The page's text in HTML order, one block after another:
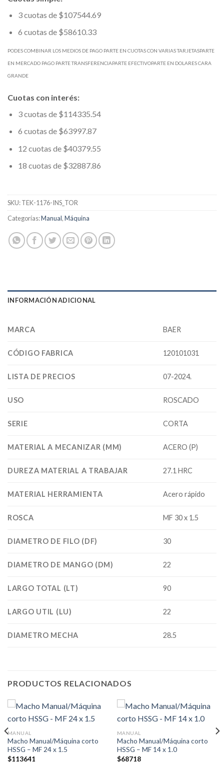
3 cuotas de $107544.69
6 cuotas de $58610.33
PODES COMBINAR LOS MEDIOS DE PAGO PARTE EN CUOTAS CON VARIAS TARJETASPARTE
EN MERCADO PAGO PARTE TRANSFERENCIAPARTE EFECTIVOPARTE EN DOLARES CARA
GRANDE
Cuotas con interés:
3 cuotas de $114335.54
6 cuotas de $63997.87
12 cuotas de $40379.55
18 cuotas de $32887.86
SKU:TEK-1176-INS_TOR
Categorías:Manual,Máquina
INFORMACIÓN ADICIONAL
MARCA BAER
CÓDIGO FABRICA 120101031
LISTA DE PRECIOS 07-2024.
USO ROSCADO
SERIE CORTA
MATERIAL A MECANIZAR (MM) ACERO (P)
DUREZA MATERIAL A TRABAJAR 27.1 HRC
MATERIAL HERRAMIENTA Acero rápido
ROSCA MF 30 x 1.5
DIAMETRO DE FILO (DF) 30
DIAMETRO DE MANGO (DM) 22
LARGO TOTAL (LT) 90
LARGO UTIL (LU) 22
DIAMETRO MECHA 28.5
PRODUCTOS RELACIONADOS
MANUAL
Macho Manual/Máquina corto
HSSG – MF 24 x 1.5
$113641
MANUAL
Macho Manual/Máquina corto
HSSG – MF 14 x 1.0
$68718